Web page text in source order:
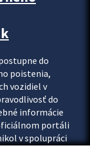
do
poistenia,
vozidiel v
do
informácie
portáli
v spolupráci